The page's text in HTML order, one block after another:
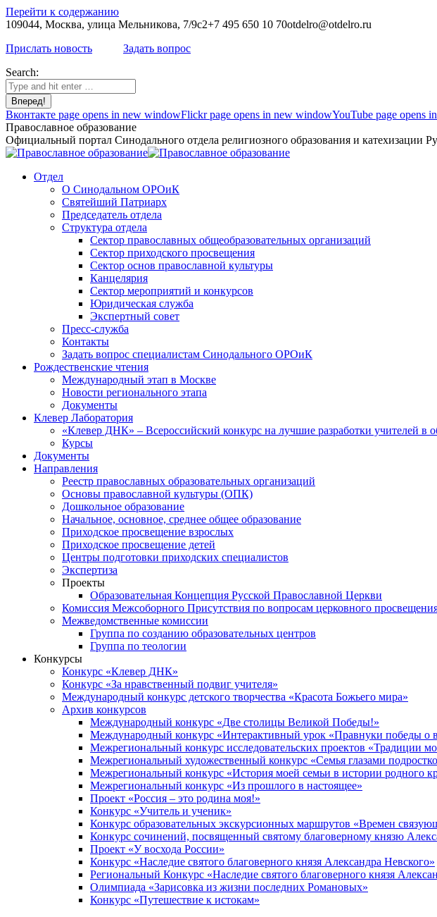
Перейти к содержанию
109044, Москва, улица Мельникова, 7/9с2+7 495 650 10 70otdelro@otdelro.ru
Прислать новость
Задать вопрос
Search:
Вконтакте page opens in new windowFlickr page opens in new windowYouTube page opens
Православное образование
Официальный портал Синодального отдела религиозного образования и катехизации
Отдел
О Синодальном ОРОиК
Святейший Патриарх
Председатель отдела
Структура отдела
Сектор православных общеобразовательных организаций
Сектор приходского просвещения
Сектор основ православной культуры
Канцелярия
Сектор мероприятий и конкурсов
Юридическая служба
Экспертный совет
Пресс-служба
Контакты
Задать вопрос специалистам Синодального ОРОиК
Рождественские чтения
Международный этап в Москве
Новости регионального этапа
Документы
Клевер Лаборатория
«Клевер ДНК» – Всероссийский конкурс на лучшие разработки учителей в
Курсы
Документы
Направления
Реестр православных образовательных организаций
Основы православной культуры (ОПК)
Дошкольное образование
Начальное, основное, среднее общее образование
Приходское просвещение взрослых
Приходское просвещение детей
Центры подготовки приходских специалистов
Экспертиза
Проекты
Образовательная Концепция Русской Православной Церкви
Комиссия Межсоборного Присутствия по вопросам церковного
Межведомственные комиссии
Группа по созданию образовательных центров
Группа по теологии
Конкурсы
Конкурс «Клевер ДНК»
Конкурс «За нравственный подвиг учителя»
Международный конкурс детского творчества «Красота Божьего мира»
Архив конкурсов
Международный конкурс «Две столицы Великой Победы!»
Международный конкурс «Интерактивный урок «Правнуки победы о
Межрегиональный конкурс исследовательских проектов «Традиции
Межрегиональный художественный конкурс «Семья глазами
Межрегиональный конкурс «История моей семьи в истории родного
Межрегиональный конкурс «Из прошлого в настоящее»
Проект «Россия – это родина моя!»
Конкурс «Учитель и ученик»
Конкурс образовательных экскурсионных маршрутов «Времен
Конкурс сочинений, посвященный святому благоверному князю
Проект «У восхода России»
Конкурс «Наследие святого благоверного князя Александра Невского»
Региональный Конкурс «Наследие святого благоверного князя
Олимпиада «Зарисовка из жизни последних Романовых»
Конкурс «Путешествие к истокам»